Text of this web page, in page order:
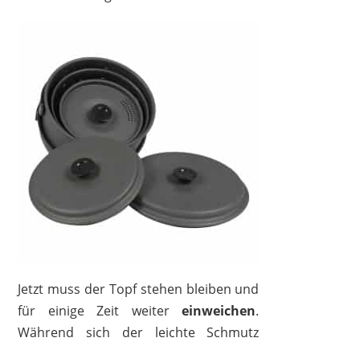
Jetzt muss der Topf stehen bleiben und
für einige Zeit weitereinweichen.
Während sich der leichte Schmutz